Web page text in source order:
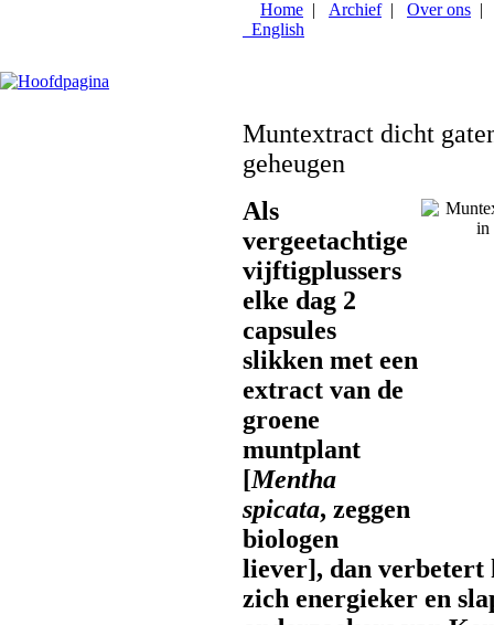
Muntextract dicht
geheugen
Als
vergeetachtige
vijftigplussers
elke dag 2
capsules
slikken met een
extract van de
groene
muntplant
[Mentha
spicata, zeggen
biologen
liever], dan verbetert
zich energieker en